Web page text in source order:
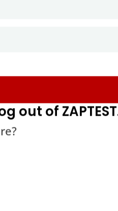
centra izveidi, jums tas
out of